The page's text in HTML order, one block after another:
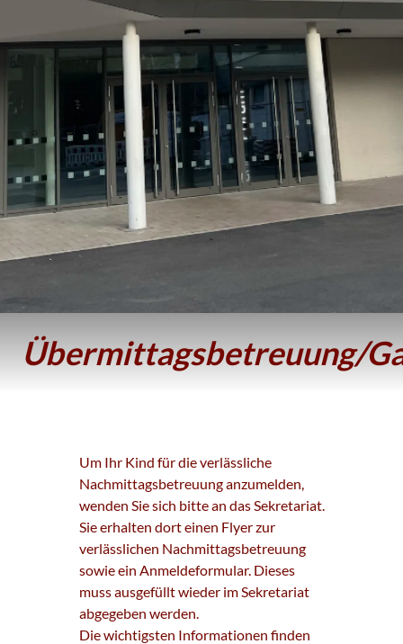
Übermittagsbetreuung/
Um Ihr Kind für die verlässliche
Nachmittagsbetreuung anzumelden,
wenden Sie sich bitte an das Sekretariat.
Sie erhalten dort einen Flyer zur
verlässlichen Nachmittagsbetreuung
sowie ein Anmeldeformular. Dieses
muss ausgefüllt wieder im Sekretariat
abgegeben werden.
Die wichtigsten Informationen finden